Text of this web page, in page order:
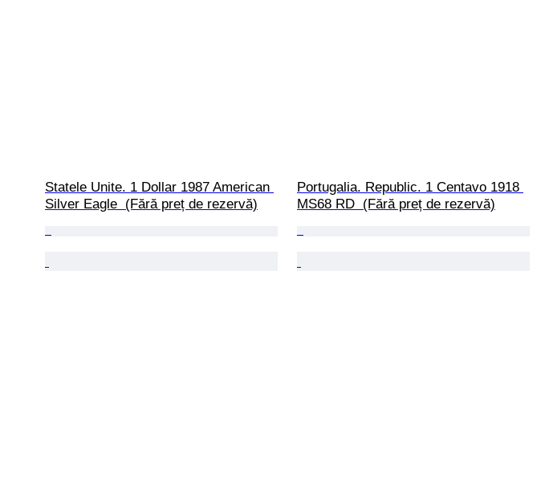
Statele Unite. 1 Dollar 1987 American
Silver Eagle  (Fără preț de rezervă)
Portugalia. Republic. 1 Centavo 1918
MS68 RD  (Fără preț de rezervă)